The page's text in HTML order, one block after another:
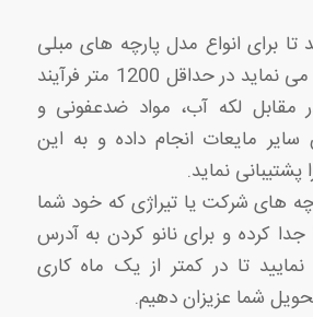
تا برای انواع مدل پارچه های مبلی
که مشتری انتخاب می نماید در حداقل 1200 متر فرآیند
مقابل لکه آب، مواد ضدعفونی و
مایعات انجام داده و به این
نماید.
های شرکت یا تیراژی که خود شما
متر را جدا کرده و برای نانو کردن به آدرس
نمایید تا در کمتر از یک ماه کاری
شما عزیزان دهیم.